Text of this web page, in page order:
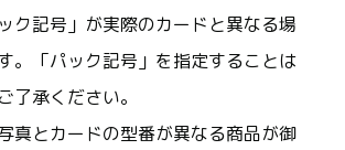
ク記号」が実際のカードと異なる場
。「パック記号」を指定することは
了承ください。
真とカードの型番が異なる商品が御